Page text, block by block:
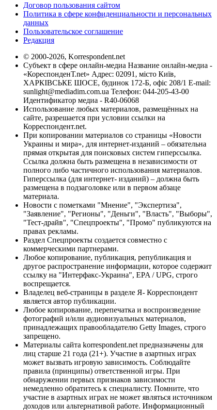
Договор пользования сайтом
Политика в сфере конфиденциальности и персональных
данных
Пользовательское соглашение
Редакция
© 2000-2026, Korrespondent.net
Субъект в сфере онлайн-медиа Название онлайн-медиа -
«КореспонденТ.net» Адрес: 02091, місто Київ,
ХАРКІВСЬКЕ ШОСЕ, будинок 172-Б, офіс 208/1 E-mail:
sunlight@mediadim.com.ua Телефон: 044-205-43-00
Идентификатор медиа - R40-06068
Использование любых материалов, размещённых на
сайте, разрешается при условии ссылки на
Корреспондент.net.
При копировании материалов со страницы «Новости
Украины и мира», для интернет-изданий – обязательна
прямая открытая для поисковых систем гиперссылка.
Ссылка должна быть размещена в независимости от
полного либо частичного использования материалов.
Гиперссылка (для интернет- изданий) – должна быть
размещена в подзаголовке или в первом абзаце
материала.
Новости с пометками "Мнение", "Экспертиза",
"Заявление", "Регионы", "Деньги", "Власть", "Выборы",
"Тест-драйв", "Спецпроекты", "Промо" публикуются на
правах рекламы.
Раздел Спецпроекты создается совместно с
коммерческими партнерами.
Любое копирование, публикация, републикация и
другое распространение информации, которое содержит
ссылку на "Интерфакс-Украина", EPA / UPG, строго
воспрещается.
Владелец веб-страницы в разделе Я- Корреспондент
является автор публикации.
Любое копирование, перепечатка и воспроизведение
фотографий и/или аудиовизуальных материалов,
принадлежащих правообладателю Getty Images, строго
запрещено.
Материалы сайта korrespondent.net предназначены для
лиц старше 21 года (21+). Участие в азартных играх
может вызвать игровую зависимость. Соблюдайте
правила (принципы) ответственной игры. При
обнаружении первых признаков зависимости
немедленно обратитесь к специалисту. Помните, что
участие в азартных играх не может являться источником
доходов или альтернативой работе. Информационный